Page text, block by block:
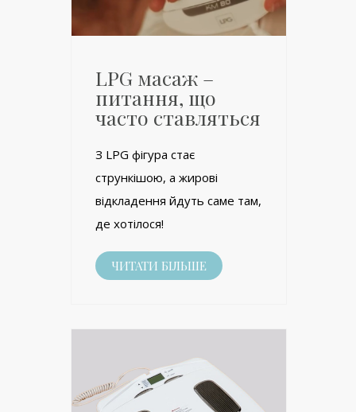
LPG масаж –
питання, що
часто ставляться
З LPG фігура стає
стрункішою, а жирові
відкладення йдуть саме там,
де хотілося!
ЧИТАТИ БІЛЬШЕ